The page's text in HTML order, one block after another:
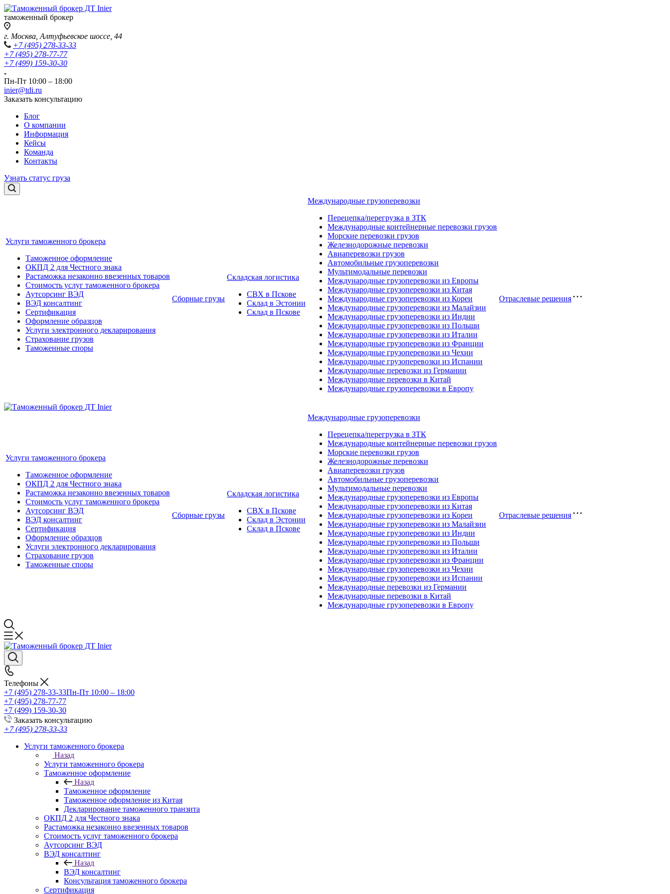
таможенный брокер
г. Москва, Алтуфьевское шоссе, 44
+7 (495) 278-33-33
+7 (495) 278-77-77
+7 (499) 159-30-30
Пн-Пт 10:00 – 18:00
inier@tdi.ru
Заказать консультацию
Блог
О компании
Информация
Кейсы
Команда
Контакты
Узнать статус груза
Услуги таможенного брокера
Таможенное оформление
ОКПД 2 для Честного знака
Растаможка незаконно ввезенных товаров
Стоимость услуг таможенного брокера
Аутсорсинг ВЭД
ВЭД консалтинг
Сертификация
Оформление образцов
Услуги электронного декларирования
Страхование грузов
Таможенные споры
Сборные грузы
Складская логистика
СВХ в Пскове
Склад в Эстонии
Склад в Пскове
Международные грузоперевозки
Перецепка/перегрузка в ЗТК
Международные контейнерные перевозки грузов
Морские перевозки грузов
Железнодорожные перевозки
Авиаперевозки грузов
Автомобильные грузоперевозки
Мультимодальные перевозки
Международные грузоперевозки из Европы
Международные грузоперевозки из Китая
Международные грузоперевозки из Кореи
Международные грузоперевозки из Малайзии
Международные грузоперевозки из Индии
Международные грузоперевозки из Польши
Международные грузоперевозки из Италии
Международные грузоперевозки из Франции
Международные грузоперевозки из Чехии
Международные грузоперевозки из Испании
Международные перевозки из Германии
Международные перевозки в Китай
Международные грузоперевозки в Европу
Отраслевые решения
Услуги таможенного брокера
Таможенное оформление
ОКПД 2 для Честного знака
Растаможка незаконно ввезенных товаров
Стоимость услуг таможенного брокера
Аутсорсинг ВЭД
ВЭД консалтинг
Сертификация
Оформление образцов
Услуги электронного декларирования
Страхование грузов
Таможенные споры
Сборные грузы
Складская логистика
СВХ в Пскове
Склад в Эстонии
Склад в Пскове
Международные грузоперевозки
Перецепка/перегрузка в ЗТК
Международные контейнерные перевозки грузов
Морские перевозки грузов
Железнодорожные перевозки
Авиаперевозки грузов
Автомобильные грузоперевозки
Мультимодальные перевозки
Международные грузоперевозки из Европы
Международные грузоперевозки из Китая
Международные грузоперевозки из Кореи
Международные грузоперевозки из Малайзии
Международные грузоперевозки из Индии
Международные грузоперевозки из Польши
Международные грузоперевозки из Италии
Международные грузоперевозки из Франции
Международные грузоперевозки из Чехии
Международные грузоперевозки из Испании
Международные перевозки из Германии
Международные перевозки в Китай
Международные грузоперевозки в Европу
Отраслевые решения
Телефоны
+7 (495) 278-33-33Пн-Пт 10:00 – 18:00
+7 (495) 278-77-77
+7 (499) 159-30-30
Заказать консультацию
+7 (495) 278-33-33
Услуги таможенного брокера
Назад
Услуги таможенного брокера
Таможенное оформление
Назад
Таможенное оформление
Таможенное оформление из Китая
Декларирование таможенного транзита
ОКПД 2 для Честного знака
Растаможка незаконно ввезенных товаров
Стоимость услуг таможенного брокера
Аутсорсинг ВЭД
ВЭД консалтинг
Назад
ВЭД консалтинг
Консультация таможенного брокера
Сертификация